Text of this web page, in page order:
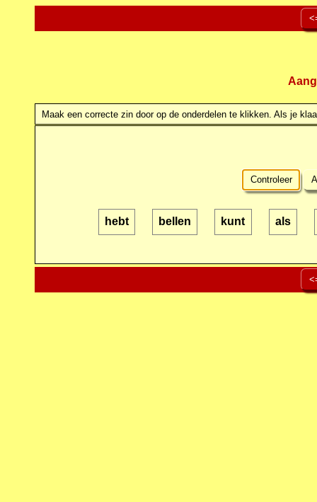
Maak een correcte zin door op de onderdelen te klikken. Als je
Controleer
hebt bellen kunt als